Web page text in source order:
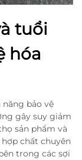
tuổi
hóa
bảo vệ
gây suy giảm
sản phẩm và
chất chuyên
trong các sợi